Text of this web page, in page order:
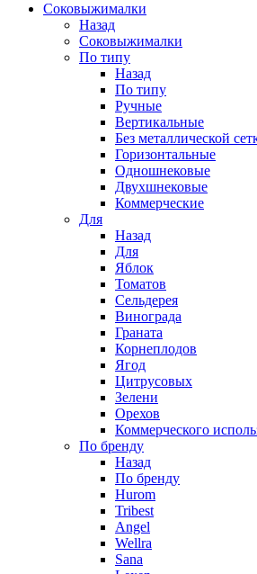
Соковыжималки
Назад
Соковыжималки
По типу
Назад
По типу
Ручные
Вертикальные
Без металлической
Горизонтальные
Одношнековые
Двухшнековые
Коммерческие
Для
Назад
Для
Яблок
Томатов
Cельдерея
Винограда
Граната
Корнеплодов
Ягод
Цитрусовых
Зелени
Орехов
Коммерческого
По бренду
Назад
По бренду
Hurom
Tribest
Angel
Wellra
Sana